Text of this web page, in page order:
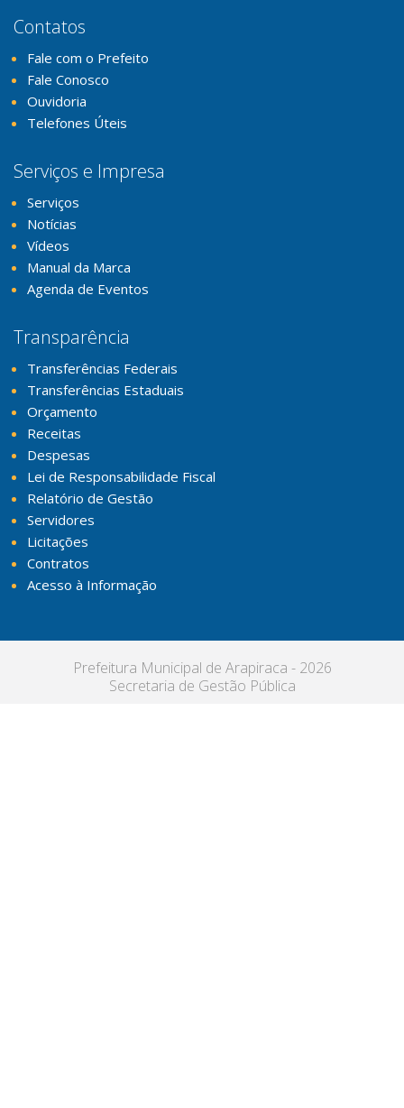
Contatos
Fale com o Prefeito
Fale Conosco
Ouvidoria
Telefones Úteis
Serviços e Impresa
Serviços
Notícias
Vídeos
Manual da Marca
Agenda de Eventos
Transparência
Transferências Federais
Transferências Estaduais
Orçamento
Receitas
Despesas
Lei de Responsabilidade Fiscal
Relatório de Gestão
Servidores
Licitações
Contratos
Acesso à Informação
Prefeitura Municipal de Arapiraca - 2026
Secretaria de Gestão Pública